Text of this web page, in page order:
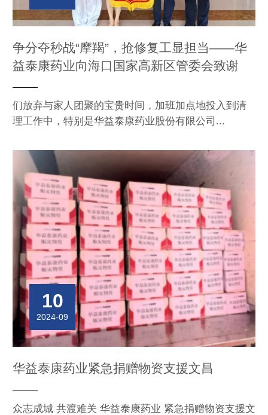
争分夺秒战“摩羯”，抢修复工显担当——华
益泰康药业向海口国家高新区管委会致谢
们放弃与家人团聚的宝贵时间，加班加点地投入到清
理工作中，特别是华益泰康药业股份有限公司...
10
2024-09
华益泰康药业紧急捐赠物资支援文昌
众志成城 共渡难关 华益泰康药业 紧急捐赠物资支援文